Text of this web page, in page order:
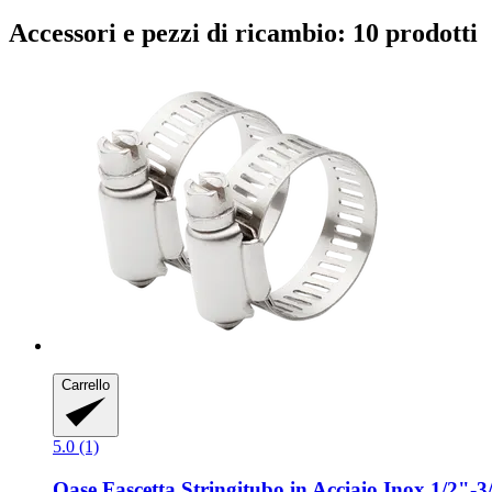
Accessori e pezzi di ricambio: 10 prodotti
Carrello
5.0 (1)